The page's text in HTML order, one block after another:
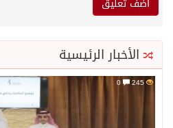
الأخبار الرئيسية
245